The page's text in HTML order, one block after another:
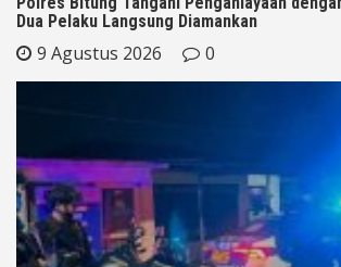
Dua Pelaku Langsung Diamankan
9 Agustus 2026 0